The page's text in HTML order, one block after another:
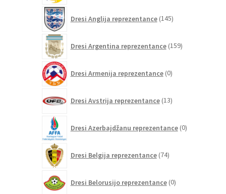
Dresi Anglija reprezentance 145izdelkov
Dresi Argentina reprezentance 159izdelkov
Dresi Armenija reprezentance 0izdelkov
Dresi Avstrija reprezentance 13izdelkov
Dresi Azerbajdžanu reprezentance 0izdelkov
Dresi Belgija reprezentance 74izdelkov
Dresi Belorusijo reprezentance 0izdelkov